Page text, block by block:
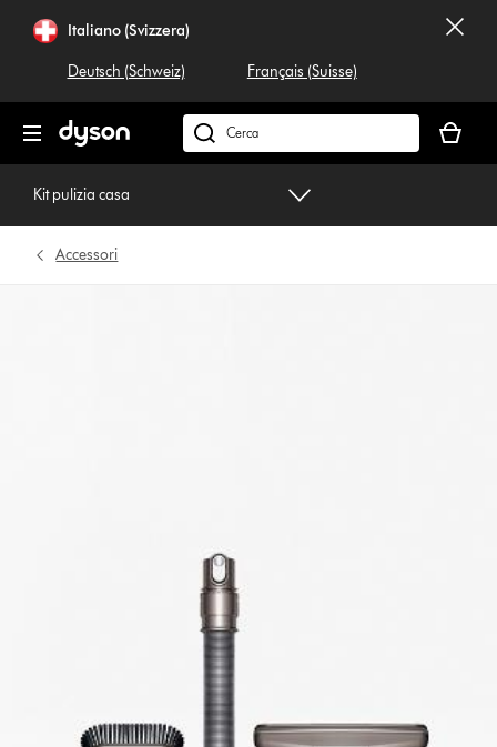
navigazioneItaliano (Svizzera)
Deutsch (Schweiz) Français (Suisse)
Cerca
su
carrello
è
Kit pulizia casa
Accessori